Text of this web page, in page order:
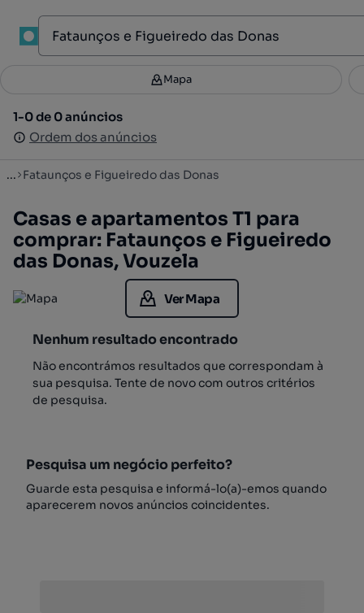
Filtros 2
1-0 de 0 anúncios
Ordem dos anúncios
Mapa
1-0 de 0 anúncios
Ordem dos anúncios
... Fataunços e Figueiredo das Donas
Casas e apartamentos T1 para
comprar: Fataunços e Figueiredo
das Donas, Vouzela
Ver Mapa
Nenhum resultado encontrado
Não encontrámos resultados que correspondam à
sua pesquisa. Tente de novo com outros critérios
de pesquisa.
Pesquisa um negócio perfeito?
Guarde esta pesquisa e informá-lo(a)-emos quando
aparecerem novos anúncios coincidentes.